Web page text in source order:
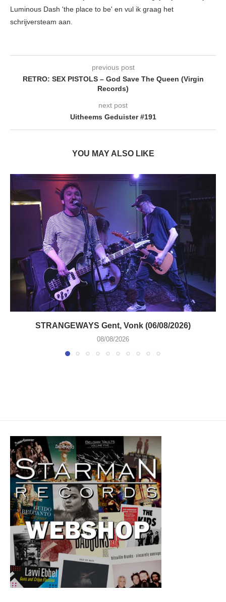
Luminous Dash 'the place to be' en vul ik graag het
schrijversteam aan.
previous post
RETRO: SEX PISTOLS – God Save The Queen (Virgin
Records)
next post
Uitheems Geduister #191
YOU MAY ALSO LIKE
STRANGEWAYS Gent, Vonk (06/08/2026)
08/08/2026